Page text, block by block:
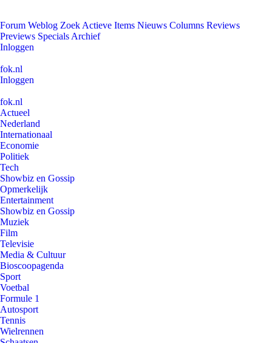
Forum Weblog Zoek Actieve Items Nieuws Columns Reviews
Previews Specials Archief
Inloggen
fok.nl
Inloggen
fok.nl
Actueel
Nederland
Internationaal
Economie
Politiek
Tech
Showbiz en Gossip
Opmerkelijk
Entertainment
Showbiz en Gossip
Muziek
Film
Televisie
Media & Cultuur
Bioscoopagenda
Sport
Voetbal
Formule 1
Autosport
Tennis
Wielrennen